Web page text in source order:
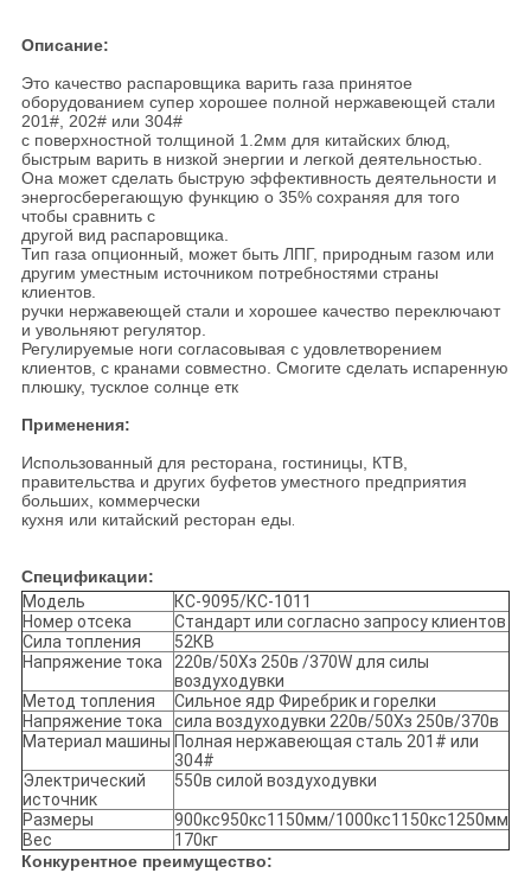
Описание:
Это качество распаровщика варить газа принятое
оборудованием супер хорошее полной нержавеющей стали
201#, 202# или 304#
с поверхностной толщиной 1.2мм для китайских блюд,
быстрым варить в низкой энергии и легкой деятельностью.
Она может сделать быструю эффективность деятельности и
энергосберегающую функцию о 35% сохраняя для того
чтобы сравнить с
другой вид распаровщика.
Тип газа опционный, может быть ЛПГ, природным газом или
другим уместным источником потребностями страны
клиентов.
ручки нержавеющей стали и хорошее качество переключают
и увольняют регулятор.
Регулируемые ноги согласовывая с удовлетворением
клиентов, с кранами совместно. Смогите сделать испаренную
плюшку, тусклое солнце етк
Применения:
Использованный для ресторана, гостиницы, КТВ,
правительства и других буфетов уместного предприятия
больших, коммерчески
кухня или китайский ресторан еды.
Спецификации:
Модель
КС-9095/КС-1011
Номер отсека
Стандарт или согласно запросу клиентов
Сила топления
52КВ
Напряжение тока
220в/50Хз 250в /370W для силы
воздуходувки
Метод топления
Сильное ядр Фиребрик и горелки
Напряжение тока
сила воздуходувки 220в/50Хз 250в/370в
Материал машины Полная нержавеющая сталь 201# или
304#
Электрический
источник
550в силой воздуходувки
Размеры
900кс950кс1150мм/1000кс1150кс1250мм
Вес
170кг
Конкурентное преимущество: